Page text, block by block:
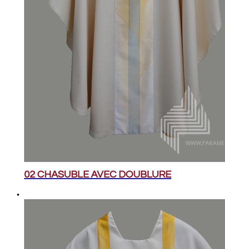
02 CHASUBLE AVEC DOUBLURE